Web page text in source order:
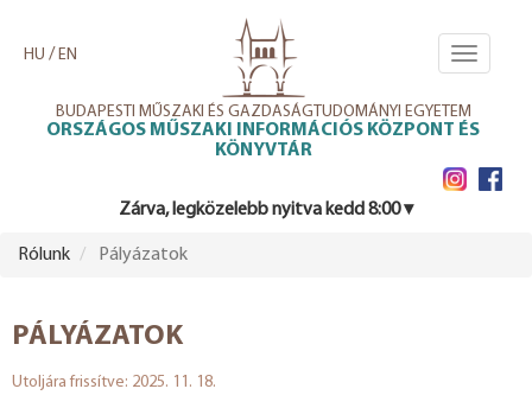
tartalomra
BUDAPESTI MŰSZAKI ÉS GAZDASÁGTUDOMÁNYI EGYETEM
ORSZÁGOS MŰSZAKI INFORMÁCIÓS KÖZPONT ÉS
KÖNYVTÁR
HU / EN
Zárva, legközelebb nyitva kedd 8:00 ▾
Toggle
Rólunk Pályázatok
PÁLYÁZATOK
Utoljára frissítve: 2025. 11. 18.